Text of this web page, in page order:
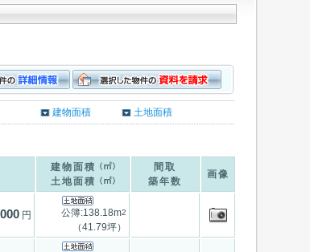
建物面積 土地面積
建物面積
土地面積
間取
築年数
画像
円 公簿:138.18m2
（41.79坪）